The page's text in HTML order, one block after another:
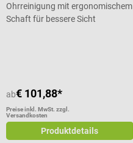
Ohrreinigung mit ergonomischem
Schaft für bessere Sicht
ab€ 101,88*
Preise inkl. MwSt. zzgl.
Versandkosten
Produktdetails